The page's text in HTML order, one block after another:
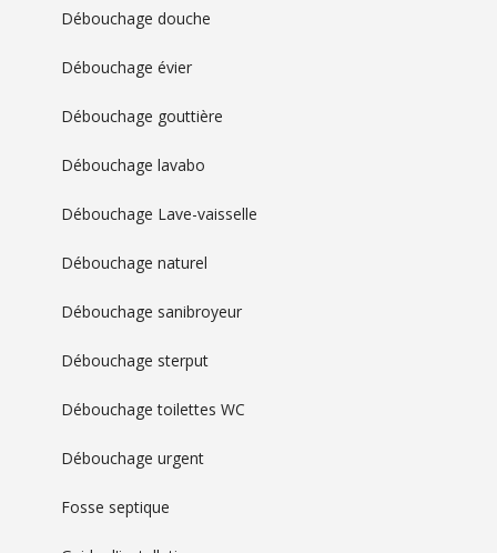
Débouchage douche
Débouchage évier
Débouchage gouttière
Débouchage lavabo
Débouchage Lave-vaisselle
Débouchage naturel
Débouchage sanibroyeur
Débouchage sterput
Débouchage toilettes WC
Débouchage urgent
Fosse septique